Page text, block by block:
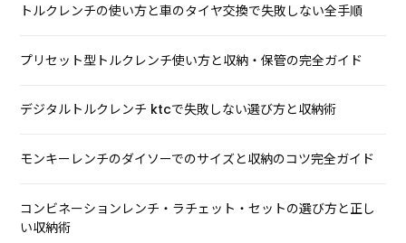
トルクレンチの使い方と車のタイヤ交換で失敗しない全手順
プリセット型トルクレンチ使い方と収納・保管の完全ガイド
デジタルトルクレンチ ktcで失敗しない選び方と収納術
モンキーレンチのダイソーでのサイズと収納のコツ完全ガイド
コンビネーションレンチ・ラチェット・セットの選び方と正し
い収納術